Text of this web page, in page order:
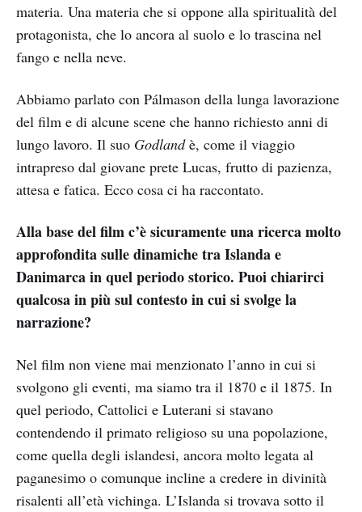
materia. Una materia che si oppone alla spiritualità del
protagonista, che lo ancora al suolo e lo trascina nel
fango e nella neve.
Abbiamo parlato con Pálmason della lunga lavorazione
del film e di alcune scene che hanno richiesto anni di
lungo lavoro. Il suo Godlandè, come il viaggio
intrapreso dal giovane prete Lucas, frutto di pazienza,
attesa e fatica. Ecco cosa ci ha raccontato.
Alla base del film c’è sicuramente una ricerca molto
approfondita sulle dinamiche tra Islanda e
Danimarca in quel periodo storico. Puoi chiarirci
qualcosa in più sul contesto in cui si svolge la
narrazione?
Nel film non viene mai menzionato l’anno in cui si
svolgono gli eventi, ma siamo tra il 1870 e il 1875. In
quel periodo, Cattolici e Luterani si stavano
contendendo il primato religioso su una popolazione,
come quella degli islandesi, ancora molto legata al
paganesimo o comunque incline a credere in divinità
risalenti all’età vichinga. L’Islanda si trovava sotto il